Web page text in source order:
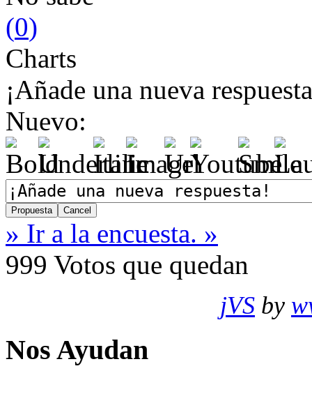
(0)
Charts
¡Añade una nueva
Nuevo:
» Ir a la encuesta. »
999 Votos que quedan
jVS by
Nos Ayudan